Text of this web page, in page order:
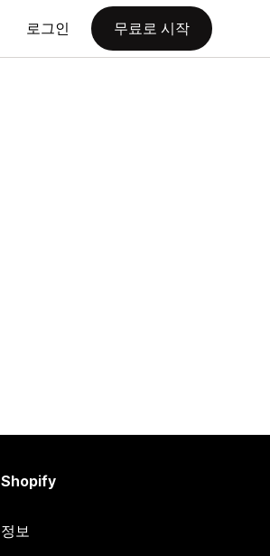
로그인 무료로 시작
Shopify
정보